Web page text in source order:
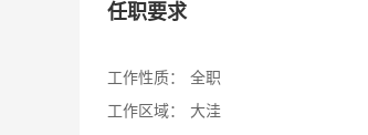
任职要求
工作性质：
全职
工作区域：
大洼